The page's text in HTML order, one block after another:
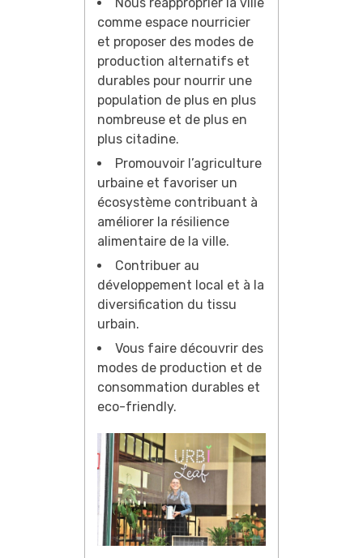
Nous réapproprier la ville
comme espace nourricier
et proposer des modes de
production alternatifs et
durables pour nourrir une
population de plus en plus
nombreuse et de plus en
plus citadine.
Promouvoir l’agriculture
urbaine et favoriser un
écosystème contribuant à
améliorer la résilience
alimentaire de la ville.
Contribuer au
développement local et à la
diversification du tissu
urbain.
Vous faire découvrir des
modes de production et de
consommation durables et
eco-friendly.